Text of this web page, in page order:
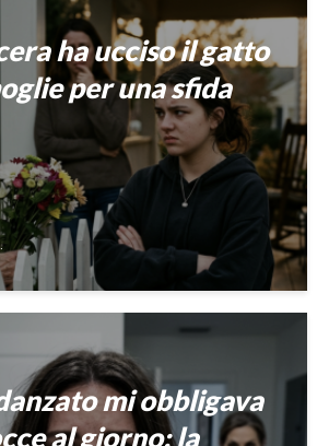
ha ucciso il gatto
per una sfida
mi obbligava
al giorno: la